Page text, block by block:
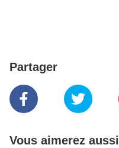
Partager
Vous aimerez aussi